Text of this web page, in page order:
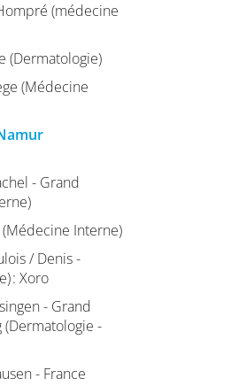
(médecine
(Dermatologie)
(Médecine
- Grand
Interne)
/ Denis -
: Xoro
- Grand
-
- France